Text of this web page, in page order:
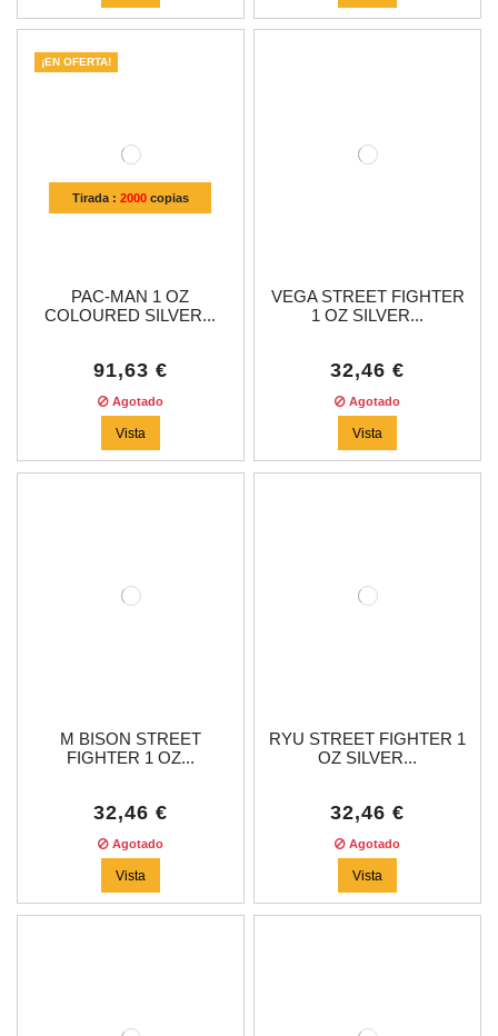
Tirada : 2000copias
¡EN OFERTA!
PAC-MAN 1 OZ
COLOURED SILVER...
91,63 €
Agotado
Vista
VEGA STREET FIGHTER
1 OZ SILVER...
32,46 €
Agotado
Vista
M BISON STREET
FIGHTER 1 OZ...
32,46 €
Agotado
Vista
RYU STREET FIGHTER 1
OZ SILVER...
32,46 €
Agotado
Vista